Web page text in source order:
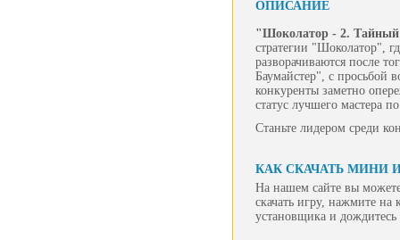
ОПИСАНИЕ
"Шоколатор - 2.
стратегии "Шоколатор",
разворачиваются после
Баумайстер", с просьбой
конкуренты заметно
статус лучшего мастера
Станьте лидером среди
КАК СКАЧАТЬ МИНИ
На нашем сайте вы
скачать игру, нажмите на
установщика и